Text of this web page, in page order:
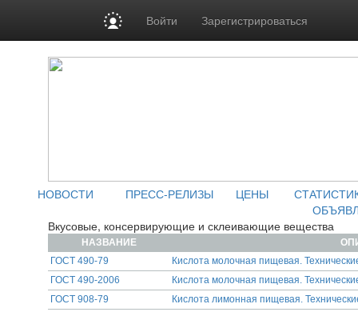
Войти Зарегистрироваться
НОВОСТИ ПРЕСС-РЕЛИЗЫ ЦЕНЫ
Вкусовые, консервирующие и склеивающие вещества
НАЗВАНИЕ
ГОСТ 490-79
Кислота молочная пищевая.
ГОСТ 490-2006
Кислота молочная пищевая.
ГОСТ 908-79
Кислота лимонная пищевая.